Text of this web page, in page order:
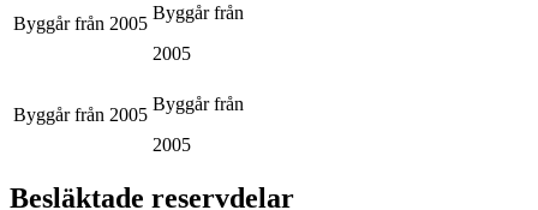
Byggår från 2005
Byggår från
2005
Byggår från 2005
Byggår från
2005
Besläktade reservdelar